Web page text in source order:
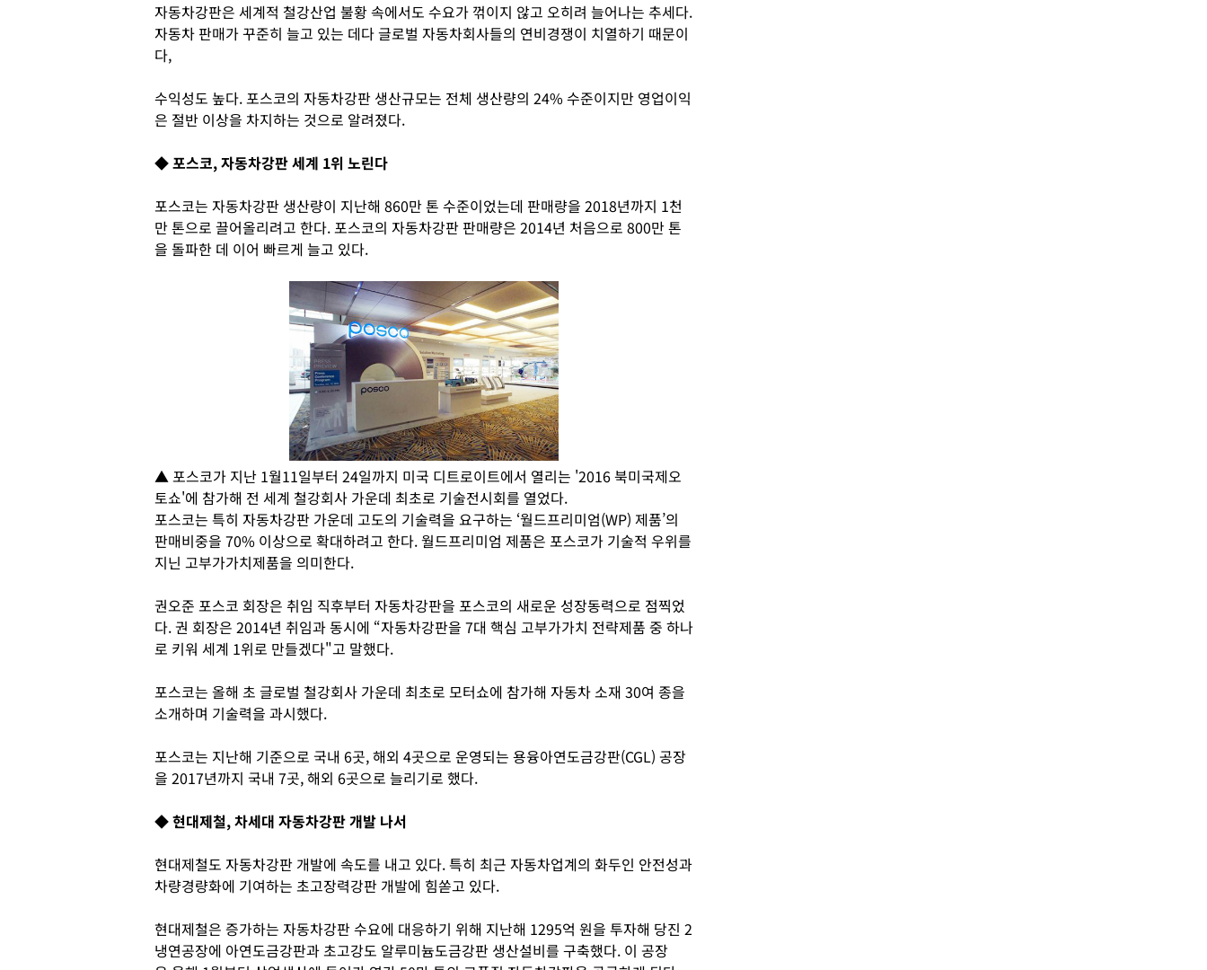
자동차강판은 세계적 철강산업 불황 속에서도 수요가 꺾이지 않고 오히려 늘어나는 추세다.
자동차 판매가 꾸준히 늘고 있는 데다 글로벌 자동차회사들의 연비경쟁이 치열하기 때문이
다,
수익성도 높다. 포스코의 자동차강판 생산규모는 전체 생산량의 24% 수준이지만 영업이익
은 절반 이상을 차지하는 것으로 알려졌다.
◆ 포스코, 자동차강판 세계 1위 노린다
포스코는 자동차강판 생산량이 지난해 860만 톤 수준이었는데 판매량을 2018년까지 1천
만 톤으로 끌어올리려고 한다. 포스코의 자동차강판 판매량은 2014년 처음으로 800만 톤
을 돌파한 데 이어 빠르게 늘고 있다.
▲ 포스코가 지난 1월11일부터 24일까지 미국 디트로이트에서 열리는 '2016 북미국제오
토쇼'에 참가해 전 세계 철강회사 가운데 최초로 기술전시회를 열었다.
포스코는 특히 자동차강판 가운데 고도의 기술력을 요구하는 ‘월드프리미엄(WP) 제품’의
판매비중을 70% 이상으로 확대하려고 한다. 월드프리미엄 제품은 포스코가 기술적 우위를
지닌 고부가가치제품을 의미한다.
권오준 포스코 회장은 취임 직후부터 자동차강판을 포스코의 새로운 성장동력으로 점찍었
다. 권 회장은 2014년 취임과 동시에 “자동차강판을 7대 핵심 고부가가치 전략제품 중 하나
로 키워 세계 1위로 만들겠다"고 말했다.
포스코는 올해 초 글로벌 철강회사 가운데 최초로 모터쇼에 참가해 자동차 소재 30여 종을
소개하며 기술력을 과시했다.
포스코는 지난해 기준으로 국내 6곳, 해외 4곳으로 운영되는 용융아연도금강판(CGL) 공장
을 2017년까지 국내 7곳, 해외 6곳으로 늘리기로 했다.
◆ 현대제철, 차세대 자동차강판 개발 나서
현대제철도 자동차강판 개발에 속도를 내고 있다. 특히 최근 자동차업계의 화두인 안전성과
차량경량화에 기여하는 초고장력강판 개발에 힘쏟고 있다.
현대제철은 증가하는 자동차강판 수요에 대응하기 위해 지난해 1295억 원을 투자해 당진 2
냉연공장에 아연도금강판과 초고강도 알루미늄도금강판 생산설비를 구축했다. 이 공장